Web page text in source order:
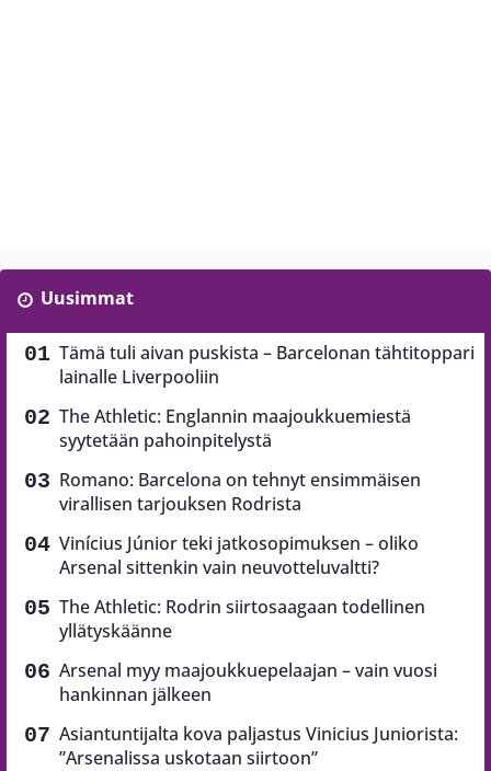
Uusimmat
Tämä tuli aivan puskista – Barcelonan tähtitoppari
lainalle Liverpooliin
The Athletic: Englannin maajoukkuemiestä
syytetään pahoinpitelystä
Romano: Barcelona on tehnyt ensimmäisen
virallisen tarjouksen Rodrista
Vinícius Júnior teki jatkosopimuksen – oliko
Arsenal sittenkin vain neuvotteluvaltti?
The Athletic: Rodrin siirtosaagaan todellinen
yllätyskäänne
Arsenal myy maajoukkuepelaajan – vain vuosi
hankinnan jälkeen
Asiantuntijalta kova paljastus Vinicius Juniorista:
”Arsenalissa uskotaan siirtoon”